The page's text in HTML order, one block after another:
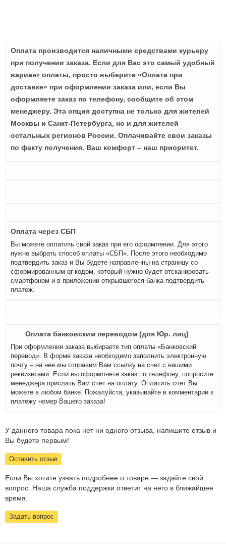
Оплата производится наличными средствами курьеру
при получении заказа. Если для Вас это самый удобный
вариант оплаты, просто выберите «Оплата при
доставке» при оформлении заказа или, если Вы
оформляете заказ по телефону, сообщите об этом
менеджеру. Эта опция доступна не только для жителей
Москвы и Санкт-Петербурга, но и для жителей
остальных регионов России. Оплачивайте свои заказы
по факту получения. Ваш комфорт – наш приоритет.
Оплата через СБП
Вы можете оплатить свой заказ при его оформлении. Для этого
нужно выбрать способ оплаты «СБП». После этого необходимо
подтвердить заказ и Вы будете направленны на страницу со
сформированным qr-кодом, который нужно будет отсканировать
смартфоном и в приложении открывшегося банка подтвердить
платеж.
Оплата банковским переводом (для Юр. лиц)
При оформлении заказа выбираете тип оплаты «Банковский
перевод». В форме заказа необходимо заполнить электронную
почту – на нее мы отправим Вам ссылку на счет с нашими
реквизитами. Если вы оформляете заказ по телефону, попросите
менеджера прислать Вам счет на оплату. Оплатить счет Вы
можете в любом банке. Пожалуйста, указывайте в комментарии к
платежу номер Вашего заказа!
У данного товара пока нет ни одного отзыва, напишите отзыв и
Вы будете первым!
Оставить отзыв
Если Вы хотите узнать подробнее о товаре — задайте свой
вопрос. Наша служба поддержки ответит на него в ближайшее
время.
Задать вопрос